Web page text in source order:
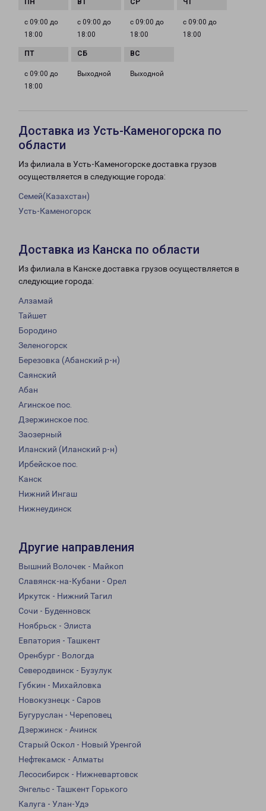
с 09:00 до
18:00
с 09:00 до
18:00
с 09:00 до
18:00
с 09:00 до
18:00
с 09:00 до
18:00
Выходной Выходной
Доставка из Усть-Каменогорска по
области
Из филиала в Усть-Каменогорске доставка грузов
осуществляется в следующие города:
Семей(Казахстан)
Усть-Каменогорск
Доставка из Канска по области
Из филиала в Канске доставка грузов осуществляется в
следующие города:
Алзамай
Тайшет
Бородино
Зеленогорск
Березовка (Абанский р-н)
Саянский
Абан
Агинское пос.
Дзержинское пос.
Заозерный
Иланский (Иланский р-н)
Ирбейское пос.
Канск
Нижний Ингаш
Нижнеудинск
Другие направления
Вышний Волочек - Майкоп
Славянск-на-Кубани - Орел
Иркутск - Нижний Тагил
Сочи - Буденновск
Ноябрьск - Элиста
Евпатория - Ташкент
Оренбург - Вологда
Северодвинск - Бузулук
Губкин - Михайловка
Новокузнецк - Саров
Бугуруслан - Череповец
Дзержинск - Ачинск
Старый Оскол - Новый Уренгой
Нефтекамск - Алматы
Лесосибирск - Нижневартовск
Энгельс - Ташкент Горького
Калуга - Улан-Удэ